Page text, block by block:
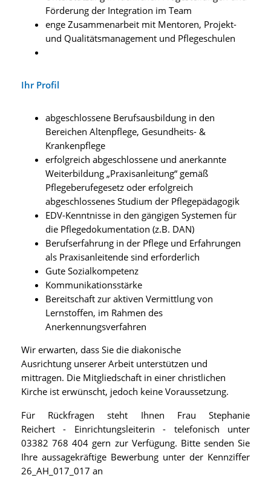
Förderung der Integration im Team
enge Zusammenarbeit mit Mentoren, Projekt-
und Qualitätsmanagement und Pflegeschulen
Ihr Profil
abgeschlossene Berufsausbildung in den
Bereichen Altenpflege, Gesundheits- &
Krankenpflege
erfolgreich abgeschlossene und anerkannte
Weiterbildung „Praxisanleitung“ gemäß
Pflegeberufegesetz oder erfolgreich
abgeschlossenes Studium der Pflegepädagogik
EDV-Kenntnisse in den gängigen Systemen für
die Pflegedokumentation (z.B. DAN)
Berufserfahrung in der Pflege und Erfahrungen
als Praxisanleitende sind erforderlich
Gute Sozialkompetenz
Kommunikationsstärke
Bereitschaft zur aktiven Vermittlung von
Lernstoffen, im Rahmen des
Anerkennungsverfahren
Wir erwarten, dass Sie die diakonische
Ausrichtung unserer Arbeit unterstützen und
mittragen. Die Mitgliedschaft in einer christlichen
Kirche ist erwünscht, jedoch keine Voraussetzung.
Für Rückfragen steht Ihnen Frau Stephanie
Reichert - Einrichtungsleiterin - telefonisch unter
03382 768 404 gern zur Verfügung. Bitte senden Sie
Ihre aussagekräftige Bewerbung unter der Kennziffer
26_AH_017_017 an